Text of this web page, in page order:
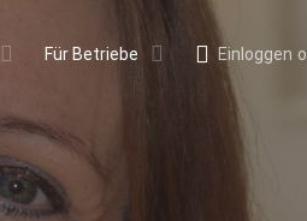
Für Betriebe Einloggen